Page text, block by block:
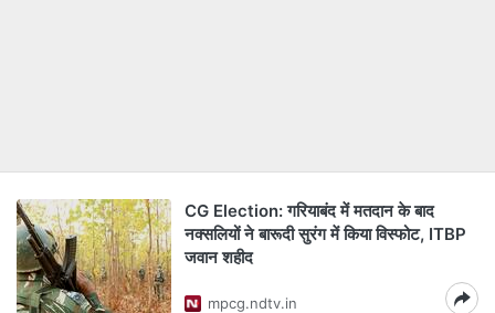
CG Election: गरियाबंद में मतदान के बाद
नक्सलियों ने बारूदी सुरंग में किया विस्फोट, ITBP
जवान शहीद
mpcg.ndtv.in